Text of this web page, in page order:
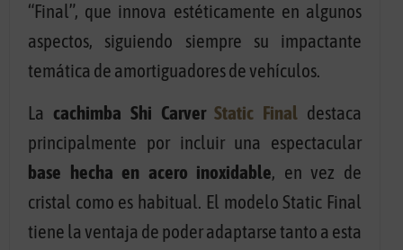
“Final”, que innova estéticamente en algunos
aspectos, siguiendo siempre su impactante
temática de amortiguadores de vehículos.
La cachimba Shi CarverStatic Final destaca
principalmente por incluir una espectacular
base hecha en acero inoxidable, en vez de
cristal como es habitual. El modelo Static Final
tiene la ventaja de poder adaptarse tanto a esta